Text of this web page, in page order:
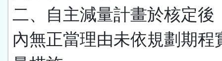
二、自主減量計畫於核定後
內無正當理由未依規劃期程